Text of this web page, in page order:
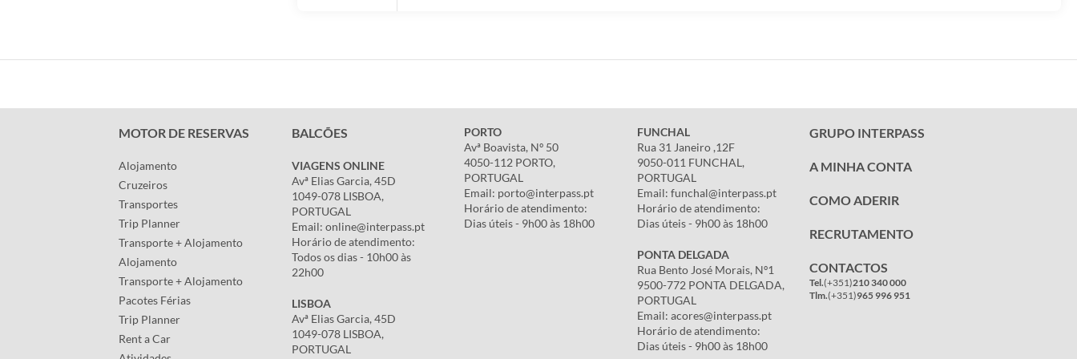
MOTOR DE RESERVAS
Alojamento
Cruzeiros
Transportes
Trip Planner
Transporte + Alojamento
Alojamento
Transporte + Alojamento
Pacotes Férias
Trip Planner
Rent a Car
BALCÕES
VIAGENS ONLINE
Avª Elias Garcia, 45D
1049-078 LISBOA,
PORTUGAL
Email: online@interpass.pt
Horário de atendimento:
Todos os dias - 10h00 às
22h00
LISBOA
Avª Elias Garcia, 45D
1049-078 LISBOA,
PORTUGAL
PORTO
Avª Boavista, Nº 50
4050-112 PORTO,
PORTUGAL
Email: porto@interpass.pt
Horário de atendimento:
Dias úteis - 9h00 às 18h00
FUNCHAL
Rua 31 Janeiro ,12F
9050-011 FUNCHAL,
PORTUGAL
Email: funchal@interpass.pt
Horário de atendimento:
Dias úteis - 9h00 às 18h00
PONTA DELGADA
Rua Bento José Morais, Nº1
9500-772 PONTA DELGADA,
PORTUGAL
Email: acores@interpass.pt
Horário de atendimento:
Dias úteis - 9h00 às 18h00
GRUPO INTERPASS
A MINHA CONTA
COMO ADERIR
RECRUTAMENTO
CONTACTOS
Tel.(+351)210 340 000
Tlm.(+351)965 996 951